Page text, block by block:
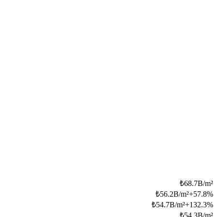
₺68.7B/m²
₺56.2B/m²+57.8%
₺54.7B/m²+132.3%
₺54.3B/m²